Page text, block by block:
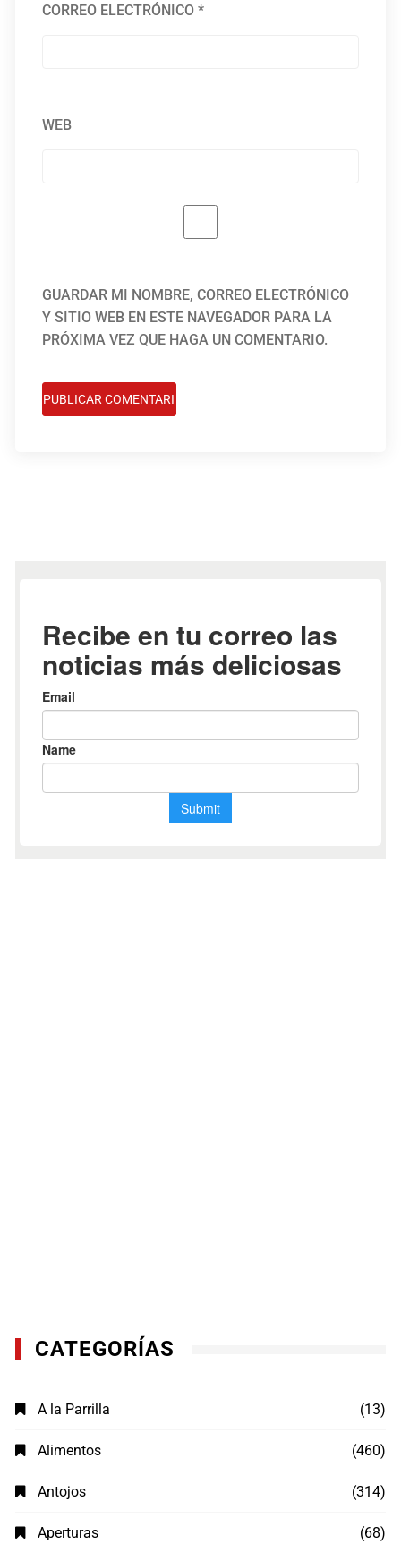
CORREO ELECTRÓNICO*
WEB
GUARDAR MI NOMBRE, CORREO ELECTRÓNICO
Y SITIO WEB EN ESTE NAVEGADOR PARA LA
PRÓXIMA VEZ QUE HAGA UN COMENTARIO.
CATEGORÍAS
A la Parrilla (13)
Alimentos (460)
Antojos (314)
Aperturas (68)